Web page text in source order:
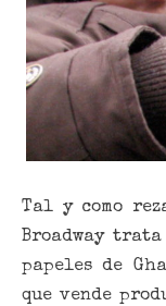
Tal y como
Broadway
papeles de
que vende